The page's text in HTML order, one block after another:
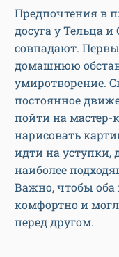
Предпочтения в
досуга у Тельца
совпадают.
домашнюю
умиротворение.
постоянное
пойти на мастер-
нарисовать
идти на уступки,
наиболее
Важно, чтобы оба
комфортно и
перед другом.